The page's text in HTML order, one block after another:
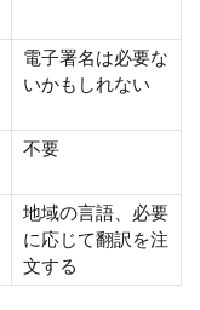
電子署名は必要な
いかもしれない
不要
地域の言語、必要
に応じて翻訳を注
文する